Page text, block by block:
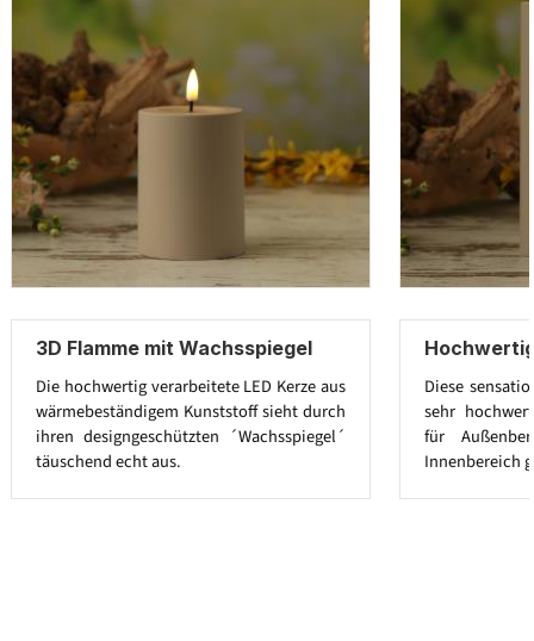
3D Flamme mit Wachsspiegel
Die hochwertig verarbeitete LED Kerze aus
wärmebeständigem Kunststoff sieht durch
ihren designgeschützten ´Wachsspiegel´
täuschend echt aus.
Diese
sehr
für
Innenbereich